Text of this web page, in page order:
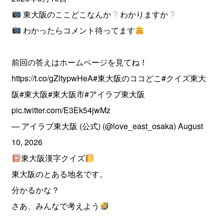
東大阪のここどこなんか
わかりますか
わかったらコメント待ってます
前回の答えはホームページを見てね！
https://t.co/gZltypwHeA#東大阪のココどこ#クイズ東大
阪#東大阪#東大阪市#アイラブ東大阪
pic.twitter.com/E3Ek54jwMz
— アイラブ東大阪 (公式) (@love_east_osaka)August
10, 2026
東大阪漢字クイズ
東大阪のとある地名です。
分かるかな？
さあ、みんなで考えよう